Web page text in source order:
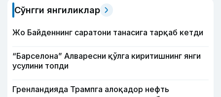
Сўнгги янгиликлар
Жо Байденнинг саратони танасига тарқаб кетди
“Барселона” Алваресни қўлга киритишнинг янги
усулини топди
Гренландияда Трампга алоқадор нефть